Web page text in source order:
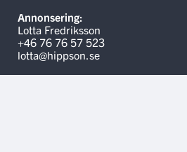
Annonsering:
Lotta Fredriksson
+46 76 76 57 523
lotta@hippson.se